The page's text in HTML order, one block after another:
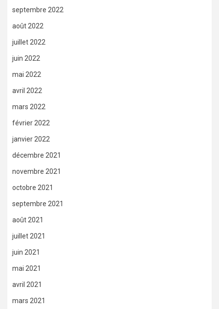
septembre 2022
août 2022
juillet 2022
juin 2022
mai 2022
avril 2022
mars 2022
février 2022
janvier 2022
décembre 2021
novembre 2021
octobre 2021
septembre 2021
août 2021
juillet 2021
juin 2021
mai 2021
avril 2021
mars 2021